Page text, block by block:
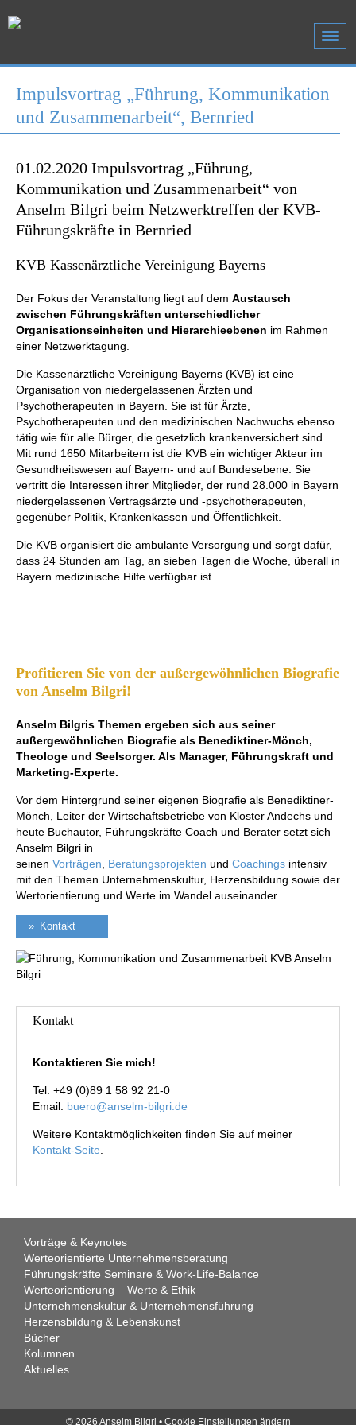
Impulsvortrag „Führung, Kommunikation
und Zusammenarbeit“, Bernried
01.02.2020 Impulsvortrag „Führung,
Kommunikation und Zusammenarbeit“ von
Anselm Bilgri beim Netzwerktreffen der KVB-
Führungskräfte in Bernried
KVB Kassenärztliche Vereinigung Bayerns
Der Fokus der Veranstaltung liegt auf dem Austausch
zwischen Führungskräften unterschiedlicher
Organisationseinheiten und Hierarchieebenen im Rahmen
einer Netzwerktagung.
Die Kassenärztliche Vereinigung Bayerns (KVB) ist eine
Organisation von niedergelassenen Ärzten und
Psychotherapeuten in Bayern. Sie ist für Ärzte,
Psychotherapeuten und den medizinischen Nachwuchs ebenso
tätig wie für alle Bürger, die gesetzlich krankenversichert sind.
Mit rund 1650 Mitarbeitern ist die KVB ein wichtiger Akteur im
Gesundheitswesen auf Bayern- und auf Bundesebene. Sie
vertritt die Interessen ihrer Mitglieder, der rund 28.000 in Bayern
niedergelassenen Vertragsärzte und -psychotherapeuten,
gegenüber Politik, Krankenkassen und Öffentlichkeit.
Die KVB organisiert die ambulante Versorgung und sorgt dafür,
dass 24 Stunden am Tag, an sieben Tagen die Woche, überall in
Bayern medizinische Hilfe verfügbar ist.
Profitieren Sie von der außergewöhnlichen Biografie
von Anselm Bilgri!
Anselm Bilgris Themen ergeben sich aus seiner
außergewöhnlichen Biografie als Benediktiner-Mönch,
Theologe und Seelsorger. Als Manager, Führungskraft und
Marketing-Experte.
Vor dem Hintergrund seiner eigenen Biografie als Benediktiner-
Mönch, Leiter der Wirtschaftsbetriebe von Kloster Andechs und
heute Buchautor, Führungskräfte Coach und Berater setzt sich
Anselm Bilgri in
seinen Vorträgen Beratungsprojekten und Coachings intensiv
mit den Themen Unternehmenskultur, Herzensbildung sowie der
Wertorientierung und Werte im Wandel auseinander.
Kontakt
Kontakt
Kontaktieren Sie mich!
Tel: +49 (0)89 1 58 92 21-0
Email: buero@anselm-bilgri.de
Weitere Kontaktmöglichkeiten finden Sie auf meiner
Kontakt-Seite
Vorträge & Keynotes
Werteorientierte Unternehmensberatung
Führungskräfte Seminare & Work-Life-Balance
Werteorientierung – Werte & Ethik
Unternehmenskultur & Unternehmensführung
Herzensbildung & Lebenskunst
Bücher
Kolumnen
Aktuelles
© 2026 Anselm Bilgri • Cookie Einstellungen ändern